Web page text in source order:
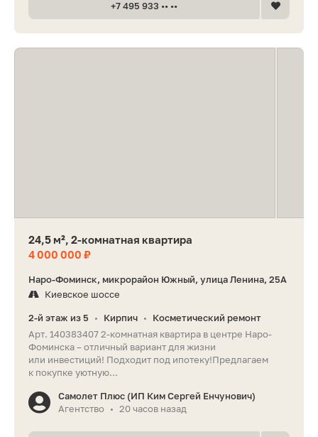
+7 495 933 •• ••
24,5 м², 2-комнатная квартира
4 000 000 ₽
Наро-Фоминск, микрорайон Южный, улица Ленина, 25А
Киевское шоссе
2-й этаж из 5 • Кирпич •
Косметический ремонт
Арт. 140383407 2-комнатная квартира в центре Наро-
Фоминска – отличный вариант для жизни
или инвестиций! Подходит под ипотеку!Предлагаем
к покупке уютную...
Самолет Плюс (ИП Ким Сергей Енчунович)
Агентство
• 20 часов назад